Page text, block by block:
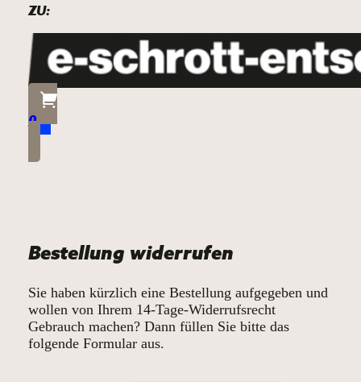
ZU:
0
Bestellung widerrufen
Sie haben kürzlich eine Bestellung aufgegeben und
wollen von Ihrem 14-Tage-Widerrufsrecht
Gebrauch machen? Dann füllen Sie bitte das
folgende Formular aus.